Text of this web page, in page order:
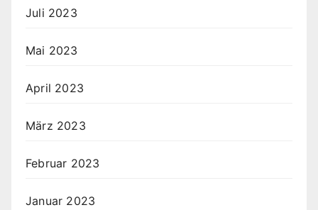
Juli 2023
Mai 2023
April 2023
März 2023
Februar 2023
Januar 2023